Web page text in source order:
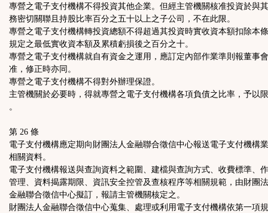
專營之電子支付機構不得投資其他企業。但經主管機關核准投資於與
務密切關聯且持股比率百分之五十以上之子公司，不在此限。
專營之電子支付機構轉投資總額不得超過其投資時實收資本額扣除本
規定之最低實收資本額及累積虧損後之百分之十。
專營之電子支付機構就自有資金之運用，應訂定內部作業準則報董事
准，修正時亦同。
專營之電子支付機構不得對外辦理保證。
主管機關於必要時，得就專營之電子支付機構各項負債之比率，予以
。
第 26 條
電子支付機構應定期向財團法人金融聯合徵信中心報送電子支付機構
相關資料。
電子支付機構報送與查詢資料之範圍、建檔與查詢方式、收費標準、
管理、資料揭露期限、資訊安全控管及查核程序等相關規範，由財團
金融聯合徵信中心擬訂，報請主管機關核定之。
財團法人金融聯合徵信中心蒐集、處理或利用電子支付機構依第一項